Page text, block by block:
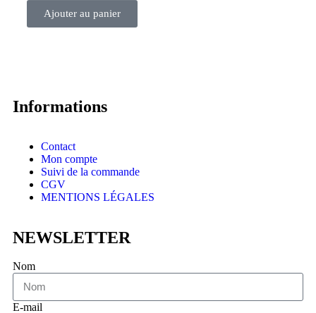
Ajouter au panier
Informations
Contact
Mon compte
Suivi de la commande
CGV
MENTIONS LÉGALES
NEWSLETTER
Nom
E-mail